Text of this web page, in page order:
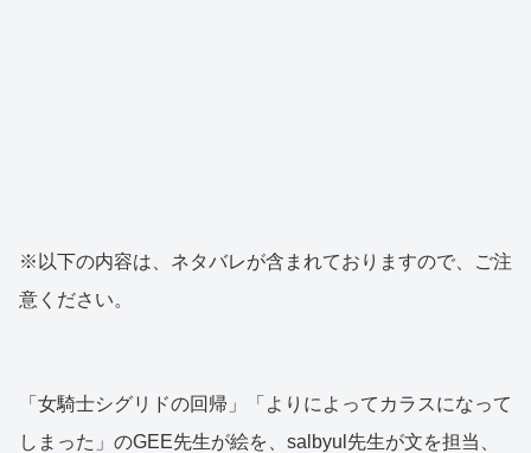
※以下の内容は、ネタバレが含まれておりますので、ご注
意ください。
「女騎士シグリドの回帰」「よりによってカラスになって
しまった」のGEE先生が絵を、salbyul先生が文を担当、